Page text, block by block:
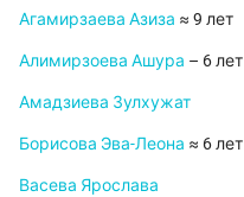
Агамирзаева Азиза ≈ 9 лет
Алимирзоева Ашура – 6 лет
Амадзиева Зулхужат
Борисова Эва-Леона ≈ 6 лет
Васева Ярослава